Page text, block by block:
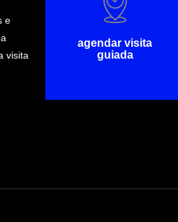
e
visita
agendar visita
guiada